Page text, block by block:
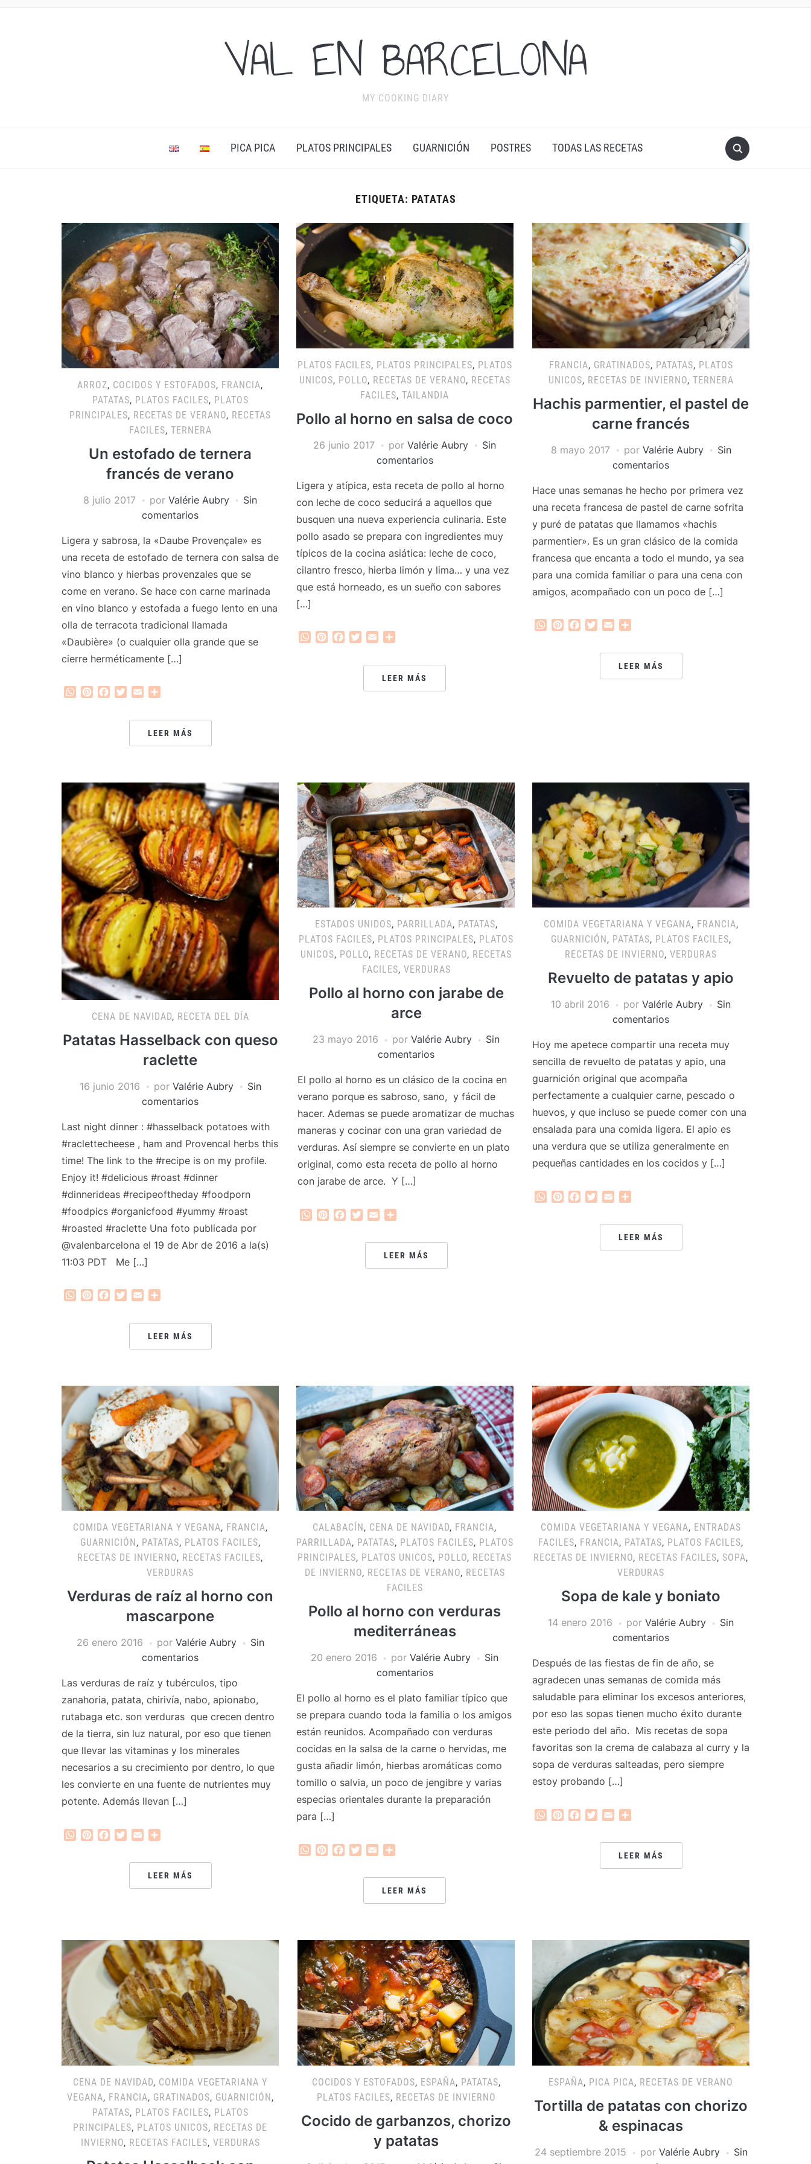
VAL EN BARCELONA
MY COOKING DIARY
PICA PICA PLATOS PRINCIPALES GUARNICIÓN POSTRES TODAS LAS RECETAS
ETIQUETA: PATATAS
ARROZ, COCIDOS Y ESTOFADOS, FRANCIA,
PATATAS, PLATOS FACILES, PLATOS
PRINCIPALES, RECETAS DE VERANO, RECETAS
FACILES, TERNERA
Un estofado de ternera
francés de verano
8 julio 2017 por Valérie Aubry
Sin
comentarios
Ligera y sabrosa, la «Daube Provençale» es
una receta de estofado de ternera con salsa de
vino blanco y hierbas provenzales que se
come en verano. Se hace con carne marinada
en vino blanco y estofada a fuego lento en una
olla de terracota tradicional llamada
«Daubière» (o cualquier olla grande que se
cierre herméticamente […]
WhatsApp
PinterestFacebook
Twitter
Email
LEER MÁS
PLATOS FACILES, PLATOS PRINCIPALES, PLATOS
UNICOS, POLLO, RECETAS DE VERANO, RECETAS
FACILES,TAILANDIA
Pollo al horno en salsa de coco
26 junio 2017 porValérie Aubry
Sin
comentarios
Ligera y atípica, esta receta de pollo al horno
con leche de coco seducirá a aquellos que
busquen una nueva experiencia culinaria. Este
pollo asado se prepara con ingredientes muy
típicos de la cocina asiática: leche de coco,
cilantro fresco, hierba limón y lima… y una vez
que está horneado, es un sueño con sabores
[…]
WhatsApp
PinterestFacebook
Twitter
Email
LEER MÁS
FRANCIA, GRATINADOS, PATATAS, PLATOS
UNICOS, RECETAS DE INVIERNO, TERNERA
Hachis parmentier, el pastel de
carne francés
8 mayo 2017 por Valérie Aubry
Sin
comentarios
Hace unas semanas he hecho por primera vez
una receta francesa de pastel de carne sofrita
y puré de patatas que llamamos «hachis
parmentier». Es un gran clásico de la comida
francesa que encanta a todo el mundo, ya sea
para una comida familiar o para una cena con
amigos, acompañado con un poco de […]
WhatsApp
PinterestFacebook
Twitter
Email
LEER MÁS
CENA DE NAVIDAD, RECETA DEL DÍA
Patatas Hasselback con queso
raclette
16 junio 2016 por Valérie Aubry
Sin
comentarios
Last night dinner : #hasselback potatoes with
#raclettecheese , ham and Provencal herbs this
time! The link to the #recipe is on my profile.
Enjoy it! #delicious #roast #dinner
#dinnerideas #recipeoftheday #foodporn
#foodpics #organicfood #yummy #roast
#roasted #raclette Una foto publicada por
@valenbarcelona el 19 de Abr de 2016 a la(s)
11:03 PDT Me […]
WhatsApp
PinterestFacebook
Twitter
Email
LEER MÁS
ESTADOS UNIDOS, PARRILLADA, PATATAS,
PLATOS FACILES, PLATOS PRINCIPALES, PLATOS
UNICOS, POLLO, RECETAS DE VERANO, RECETAS
FACILES, VERDURAS
Pollo al horno con jarabe de
arce
23 mayo 2016 porValérie Aubry
Sin
comentarios
El pollo al horno es un clásico de la cocina en
verano porque es sabroso, sano, y fácil de
hacer. Ademas se puede aromatizar de muchas
maneras y cocinar con una gran variedad de
verduras. Así siempre se convierte en un plato
original, como esta receta de pollo al horno
con jarabe de arce. Y […]
WhatsApp
PinterestFacebook
Twitter
Email
LEER MÁS
COMIDA VEGETARIANA Y VEGANA, FRANCIA,
GUARNICIÓN, PATATAS, PLATOS FACILES,
RECETAS DE INVIERNO, VERDURAS
Revuelto de patatas y apio
10 abril 2016 por Valérie Aubry
Sin
comentarios
Hoy me apetece compartir una receta muy
sencilla de revuelto de patatas y apio, una
guarnición original que acompaña
perfectamente a cualquier carne, pescado o
huevos, y que incluso se puede comer con una
ensalada para una comida ligera. El apio es
una verdura que se utiliza generalmente en
pequeñas cantidades en los cocidos y […]
WhatsApp
PinterestFacebook
Twitter
Email
LEER MÁS
COMIDA VEGETARIANA Y VEGANA, FRANCIA,
GUARNICIÓN, PATATAS, PLATOS FACILES,
RECETAS DE INVIERNO, RECETAS FACILES,
VERDURAS
Verduras de raíz al horno con
mascarpone
26 enero 2016 por Valérie Aubry
Sin
comentarios
Las verduras de raíz y tubérculos, tipo
zanahoria, patata, chirivía, nabo, apionabo,
rutabaga etc. son verduras que crecen dentro
de la tierra, sin luz natural, por eso que tienen
que llevar las vitaminas y los minerales
necesarios a su crecimiento por dentro, lo que
les convierte en una fuente de nutrientes muy
potente. Además llevan […]
WhatsApp
PinterestFacebook
Twitter
Email
LEER MÁS
CALABACÍN, CENA DE NAVIDAD, FRANCIA,
PARRILLADA, PATATAS, PLATOS FACILES, PLATOS
PRINCIPALES, PLATOS UNICOS, POLLO, RECETAS
DE INVIERNO, RECETAS DE VERANO, RECETAS
FACILES
Pollo al horno con verduras
mediterráneas
20 enero 2016 porValérie Aubry
Sin
comentarios
El pollo al horno es el plato familiar típico que
se prepara cuando toda la familia o los amigos
están reunidos. Acompañado con verduras
cocidas en la salsa de la carne o hervidas, me
gusta añadir limón, hierbas aromáticas como
tomillo o salvia, un poco de jengibre y varias
especias orientales durante la preparación
para […]
WhatsApp
PinterestFacebook
Twitter
Email
LEER MÁS
COMIDA VEGETARIANA Y VEGANA, ENTRADAS
FACILES, FRANCIA, PATATAS, PLATOS FACILES,
RECETAS DE INVIERNO, RECETAS FACILES, SOPA,
VERDURAS
Sopa de kale y boniato
14 enero 2016 por Valérie Aubry
Sin
comentarios
Después de las fiestas de fin de año, se
agradecen unas semanas de comida más
saludable para eliminar los excesos anteriores,
por eso las sopas tienen mucho éxito durante
este periodo del año. Mis recetas de sopa
favoritas son la crema de calabaza al curry y la
sopa de verduras salteadas, pero siempre
estoy probando […]
WhatsApp
PinterestFacebook
Twitter
Email
LEER MÁS
CENA DE NAVIDAD, COMIDA VEGETARIANA Y
VEGANA, FRANCIA, GRATINADOS, GUARNICIÓN,
PATATAS, PLATOS FACILES, PLATOS
PRINCIPALES, PLATOS UNICOS, RECETAS DE
INVIERNO, RECETAS FACILES, VERDURAS
COCIDOS Y ESTOFADOS, ESPAÑA, PATATAS,
PLATOS FACILES, RECETAS DE INVIERNO
Cocido de garbanzos, chorizo
y patatas
ESPAÑA, PICA PICA, RECETAS DE VERANO
Tortilla de patatas con chorizo
& espinacas
24 septiembre 2015 por Valérie Aubry
Sin